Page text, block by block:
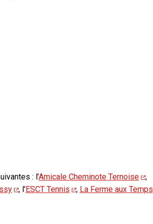
: l’Amicale Cheminote Ternoise
,
, l’ESCT Tennis , La Ferme aux Temps